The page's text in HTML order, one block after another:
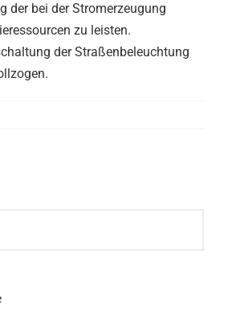
der bei der Stromerzeugung
zu leisten.
der Straßenbeleuchtung